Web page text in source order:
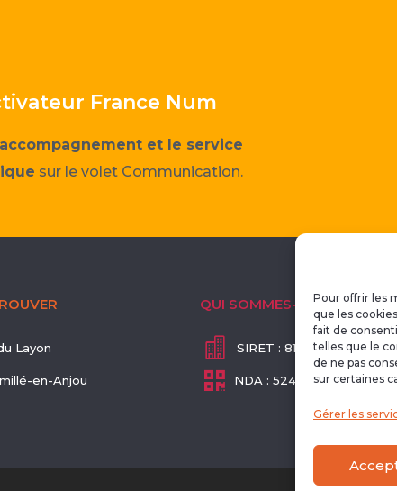
Pour offrir les
que les
fait de
telles que le
de ne pas
sur certaines
Gérer les
France Num
accompagnement et le service
sur le volet Communication.
Layon
en-Anjou
QUI SOMMES-NOUS
 SIRET : 811 718 113 00012
 NDA : 52490508249